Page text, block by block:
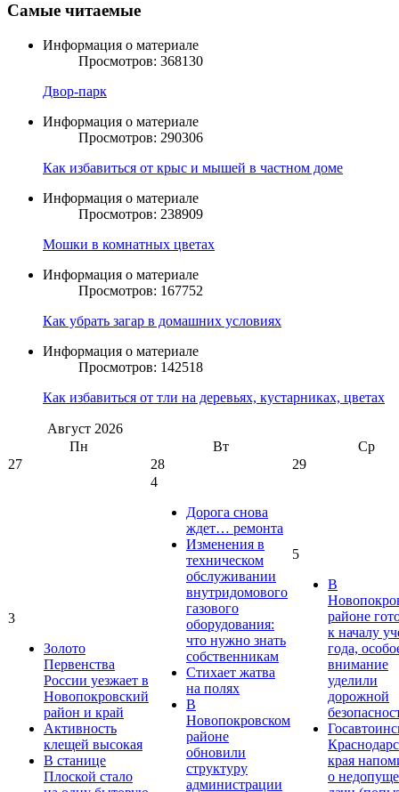
Самые читаемые
Информация о материале
Просмотров: 368130
Двор-парк
Информация о материале
Просмотров: 290306
Как избавиться от крыс и мышей в частном доме
Информация о материале
Просмотров: 238909
Мошки в комнатных цветах
Информация о материале
Просмотров: 167752
Как убрать загар в домашних условиях
Информация о материале
Просмотров: 142518
Как избавиться от тли на деревьях, кустарниках, цветах
Август 2026
Пн
Вт
Ср
27
28 29
3
Золото
Первенства
России уезжает в
Новопокровский
район и край
Активность
клещей высокая
В станице
Плоской стало
4
Дорога снова
ждет… ремонта
Изменения в
техническом
обслуживании
внутридомового
газового
оборудования:
что нужно знать
собственникам
Стихает жатва
на полях
В
Новопокровском
районе
обновили
структуру
администрации
5
В
районе
к началу
года,
внимание
уделили
дорожной
края
о